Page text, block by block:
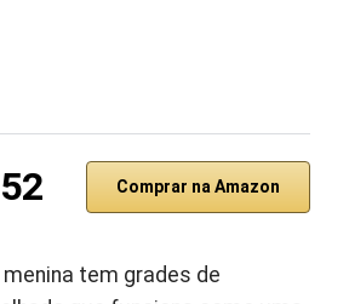
Comprar na Amazon
tem grades de